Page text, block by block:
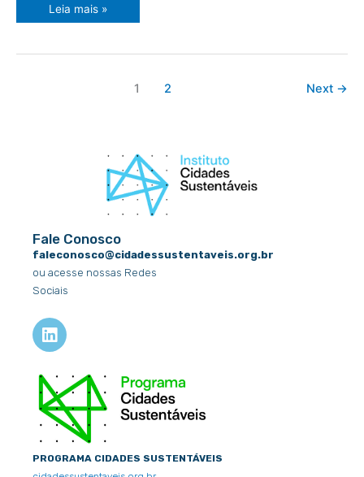
Leia mais »
1 2 Next →
Fale Conosco
faleconosco@cidadessustentaveis.org.br
ou acesse nossas Redes
Sociais
L
i
k
e
d
n
PROGRAMA CIDADES SUSTENTÁVEIS